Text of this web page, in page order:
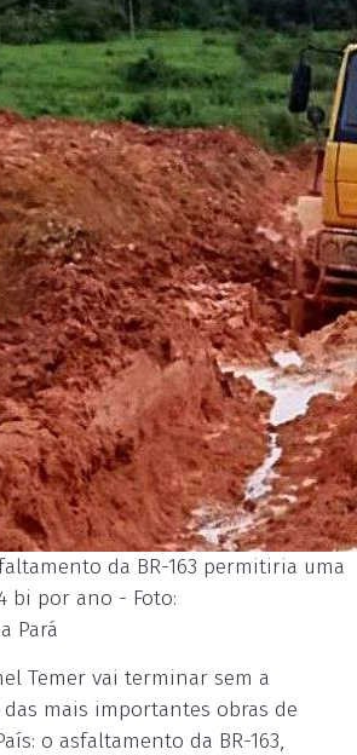
da BR-163 permitiria uma
bi por ano - Foto:
Pará
Temer vai terminar sem a
mais importantes obras de
o asfaltamento da BR-163,